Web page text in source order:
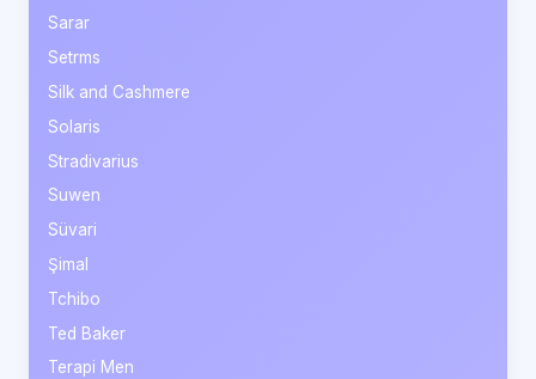
Sarar
Setrms
Silk and Cashmere
Solaris
Stradivarius
Suwen
Süvari
Şimal
Tchibo
Ted Baker
Terapi Men